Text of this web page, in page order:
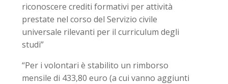
riconoscere crediti formativi per attività
prestate nel corso del Servizio civile
universale rilevanti per il curriculum degli
studi”
“Per i volontari è stabilito un rimborso
mensile di 433,80 euro (a cui vanno aggiunti